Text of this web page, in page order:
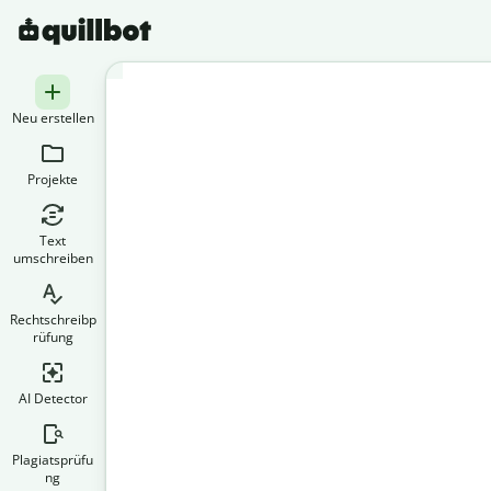
Neu erstellen
Projekte
Text
umschreiben
Rechtschreibp
rüfung
AI Detector
Plagiatsprüfu
ng